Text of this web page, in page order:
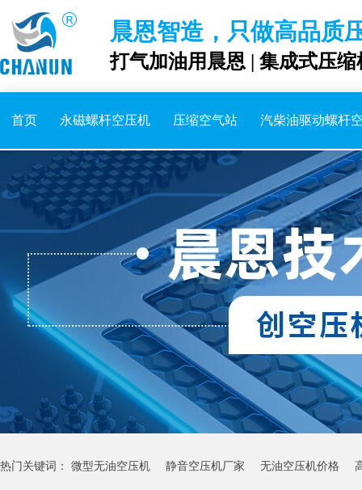
晨恩智造，只做高品质
打气加油用晨恩 | 集成式压
首页 永磁螺杆空压机 压缩空气站 汽柴油驱动螺杆
热门关键词： 微型无油空压机 静音空压机厂家 无油空压机价格